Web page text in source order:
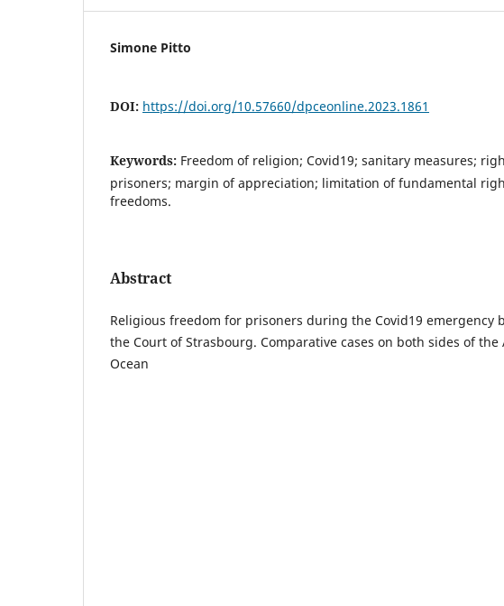
Simone Pitto
DOI: https://doi.org/10.57660/dpceonline.2023.1861
Keywords: Freedom of religion; Covid19; sanitary measures;
prisoners; margin of appreciation; limitation of fundamental
freedoms.
Abstract
Religious freedom for prisoners during the Covid19 emergency
the Court of Strasbourg. Comparative cases on both sides of the
Ocean